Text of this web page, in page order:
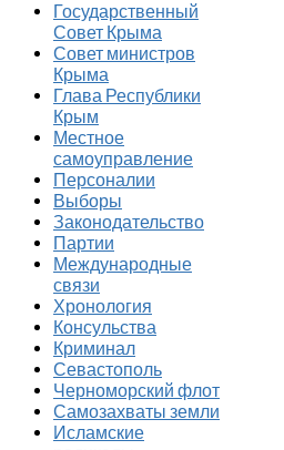
Государственный
Совет Крыма
Совет министров
Крыма
Глава Республики
Крым
Местное
самоуправление
Персоналии
Выборы
Законодательство
Партии
Международные
связи
Хронология
Консульства
Криминал
Севастополь
Черноморский флот
Самозахваты земли
Исламские